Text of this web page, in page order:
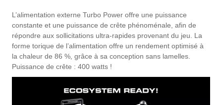
L’alimentation externe Turbo Power offre une puissance
constante et une puissance de crête phénoménale, afin de
répondre aux sollicitations ultra-rapides provenant du jeu. La
forme torique de l’alimentation offre un rendement optimisé à
la chaleur de 86 %, grâce à sa conception sans lamelles.
Puissance de crête : 400 watts !